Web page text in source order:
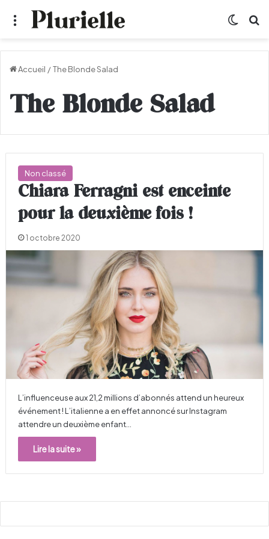
Menu
Accueil /The Blonde Salad
The Blonde Salad
Non classé
Chiara Ferragni est enceinte
pour la deuxième fois !
1 octobre 2020
L’influenceuse aux 21,2 millions d’abonnés attend un heureux
événement ! L’italienne a en effet annoncé sur Instagram
attendre un deuxième enfant…
Lire la suite »